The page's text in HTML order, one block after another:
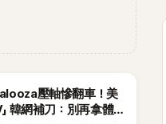
壓軸慘翻車！美
韓網補刀：別再拿體